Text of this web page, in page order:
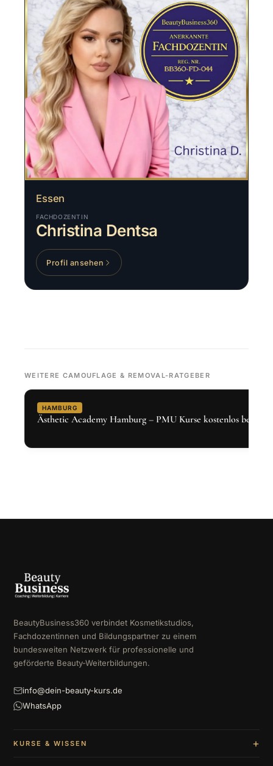
Essen
FACHDOZENTIN
Christina Dentsa
Profil ansehen
WEITERE CAMOUFLAGE & REMOVAL-RATGEBER
HAMBURG
Ästhetic Academy Hamburg – PMU Kurse kostenlos bei
BeautyBusiness360 verbindet Kosmetikstudios,
Fachdozentinnen und Bildungspartner zu einem
bundesweiten Netzwerk für professionelle und
geförderte Beauty-Weiterbildungen.
info@dein-beauty-kurs.de
WhatsApp
KURSE & WISSEN